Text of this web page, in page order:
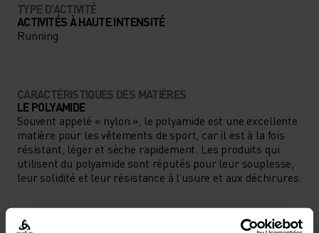
TYPE D’ACTIVITÉ
ACTIVITÉS À HAUTE INTENSITÉ
Running
CARACTÉRISTIQUES DES MATIÈRES
LE POLYAMIDE
Souvent appelé « nylon », le polyamide est une excellente
matière pour les vêtements de sport, car il est à la fois
résistant, léger et sèche rapidement. Les produits qui
utilisent du polyamide sont réputés pour leur souplesse,
leur solidité et leur résistance à l’usure et aux déchirures.